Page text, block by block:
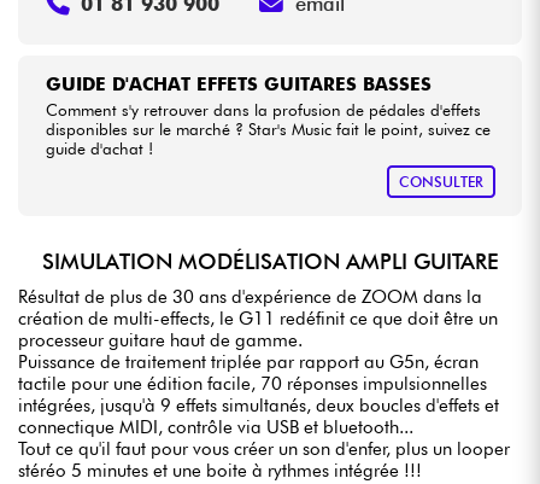
GUIDE D'ACHAT EFFETS GUITARES BASSES
Comment s'y retrouver dans la profusion de pédales d'effets
disponibles sur le marché ? Star's Music fait le point, suivez ce
guide d'achat !
CONSULTER
SIMULATION MODÉLISATION AMPLI GUITARE
Résultat de plus de 30 ans d'expérience de ZOOM dans la
création de multi-effects, le G11 redéfinit ce que doit être un
processeur guitare haut de gamme.
Puissance de traitement triplée par rapport au G5n, écran
tactile pour une édition facile, 70 réponses impulsionnelles
intégrées, jusqu'à 9 effets simultanés, deux boucles d'effets et
connectique MIDI, contrôle via USB et bluetooth...
Tout ce qu'il faut pour vous créer un son d'enfer, plus un looper
stéréo 5 minutes et une boite à rythmes intégrée !!!